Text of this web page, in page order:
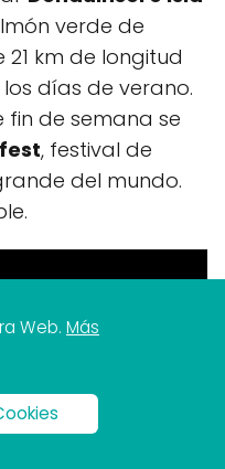
verde de
21 km de longitud
días de verano.
fin de semana se
, festival de
del mundo.
Web. Más